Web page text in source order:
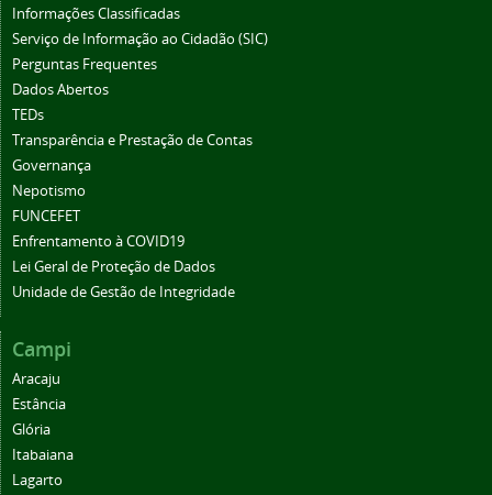
Informações Classificadas
Serviço de Informação ao Cidadão (SIC)
Perguntas Frequentes
Dados Abertos
TEDs
Transparência e Prestação de Contas
Governança
Nepotismo
FUNCEFET
Enfrentamento à COVID19
Lei Geral de Proteção de Dados
Unidade de Gestão de Integridade
Campi
Aracaju
Estância
Glória
Itabaiana
Lagarto